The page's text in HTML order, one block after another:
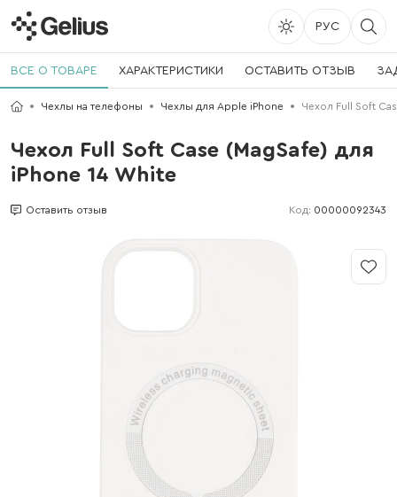
РУС
ВСЕ О ТОВАРЕ ХАРАКТЕРИСТИКИ ОСТАВИТЬ ОТЗЫВ
Чехлы на телефоны Чехлы для Apple iPhone Чехол Full Soft
Чехол Full Soft Case (MagSafe) для
iPhone 14 White
Оставить отзыв Код: 00000092343